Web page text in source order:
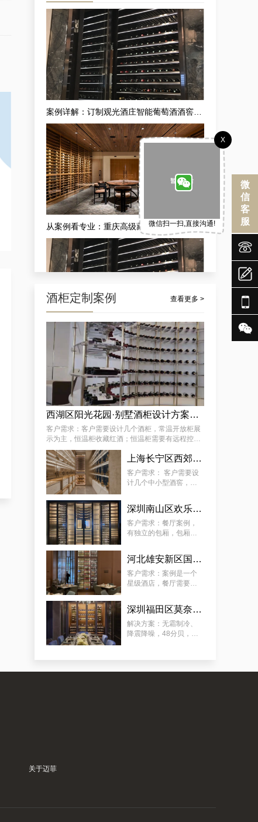
从案例看专业：重庆高级藏酒窖红酒酒庄供应商的现代酒庄法式恒湿藏酒窖定做之道
成功案例分享：订制社交会所防潮酒窖，武隆酒窖订制会所供应商独家揭秘
怀柔区极简酒窖红酒别墅厂商的案例观察，揭秘订做别墅山洞恒温酒窖的秘诀
酒柜定制案例 查看更多 >
西湖区阳光花园·别墅酒柜设计方案推荐
客户需求：客户需要设计几个酒柜，常温开放柜展
示为主，恒温柜收藏红酒；恒温柜需要有远程控制
温湿度功能 。
上海长宁区西郊壹号·会所：中小型酒柜定制解决方案
客户需求： 客户需要设
计几个中小型酒窖，常
温柜放红酒；恒温柜需
要有远程控制温湿度功
能 。
深圳南山区欢乐海岸社佳日本料理恒温酒柜定制案例
客户需求：餐厅案例，
有独立的包厢，包厢酒
5~22°C（ 可调 ）。主
要放：红酒、清酒、洋
酒（ 洋酒可常温 ）。
河北雄安新区国际酒店酒柜定制服务案例
客户需求：案例是一个
星级酒店，餐厅需要展
酒、清酒、啤酒，酒柜
放在显眼位置，可供客
人欣赏和选择喜欢的餐
酒，需容量尽可能大。
深圳福田区莫奈法餐厅欧式风格酒柜定制服务
解决方案：无霜制冷、
降震降噪，48分贝，适
酿；用餐厅酒柜 ，餐酒
关于迈菲
微
信
客
服
X
微信扫一扫,直接沟通!




